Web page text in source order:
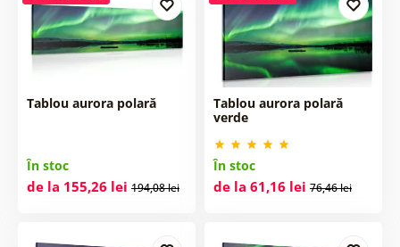
Tablou aurora polară
În stoc
de la 155,26 lei 194,08 lei
Tablou aurora polară
verde
În stoc
de la 61,16 lei 76,46 lei